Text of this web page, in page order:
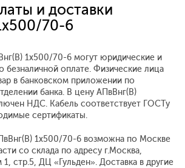
и доставки
70-6
1x500/70-6 могут юридические и
безналичной оплате. Физические лица
в банковском приложении по
банка. В цену АПвВнг(В)
НДС. Кабель соответствует ГОСТу
сертификаты.
1x500/70-6 возможна по Москве
со склада по адресу г.Москва,
стр.5, ДЦ «Гульден». Доставка в другие